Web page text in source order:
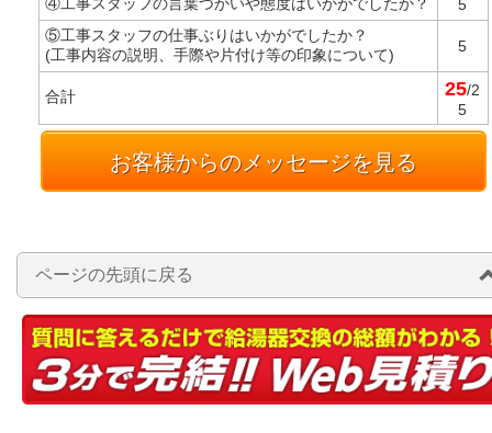
5
⑤工事スタッフの仕事ぶりはいかがでしたか？
(工事内容の説明、手際や片付け等の印象について)
5
合計 25/2
5
お客様からのメッセージを見る
ページの先頭に戻る